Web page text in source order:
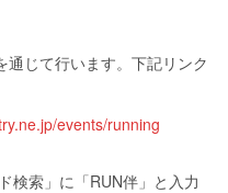
通じて行います。下記リンク
events/running
検索」に「RUN伴」と入力